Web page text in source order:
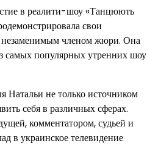
в реалити-шоу «Танцюють
свои
незаменимым членом жюри. Она
самых популярных утренних шоу
Натальи не только источником
себя в различных сферах.
комментатором, судьей и
в украинское телевидение